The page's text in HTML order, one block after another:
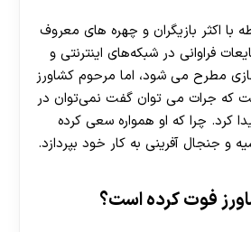
با اکثر بازیگران و چهره های معروف
فراوانی در شبکه‌های اینترنتی و
مطرح می شود، اما مرحوم کشاورز
که جرات می توان گفت نمی‌توان در
کرد. چرا که او همواره سعی کرده
و جنجال آفرینی به کار خود بپردازد.
فوت کرده است؟